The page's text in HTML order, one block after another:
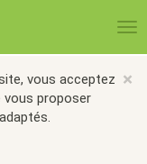
×
vous acceptez
proposer